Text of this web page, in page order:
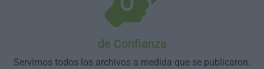
de Confianza
Servimos todos los archivos a medida que se publicaron.